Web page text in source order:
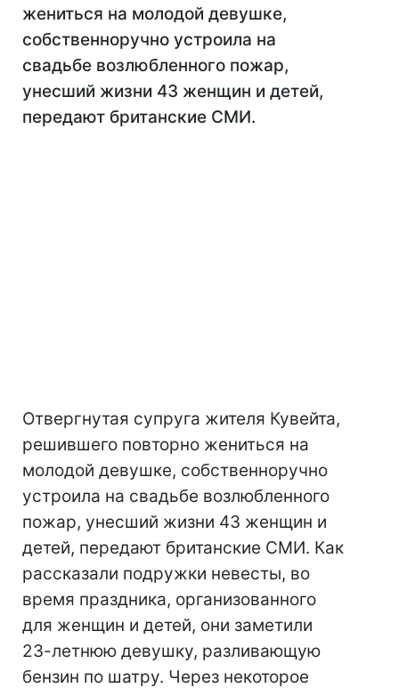
жениться на молодой девушке,
собственноручно устроила на
свадьбе возлюбленного пожар,
унесший жизни 43 женщин и детей,
передают британские СМИ.
Отвергнутая супруга жителя Кувейта,
решившего повторно жениться на
молодой девушке, собственноручно
устроила на свадьбе возлюбленного
пожар, унесший жизни 43 женщин и
детей, передают британские СМИ. Как
рассказали подружки невесты, во
время праздника, организованного
для женщин и детей, они заметили
23-летнюю девушку, разливающую
бензин по шатру. Через некоторое